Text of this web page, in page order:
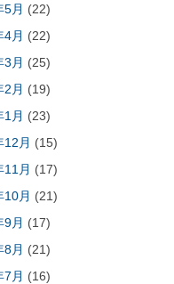
5月 (22)
4月 (22)
3月 (25)
2月 (19)
1月 (23)
12月 (15)
11月 (17)
10月 (21)
9月 (17)
8月 (21)
7月 (16)